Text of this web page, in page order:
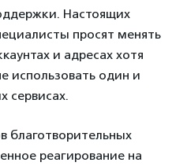
Настоящих
просят менять
и адресах хотя
использовать один и
сервисах.
благотворительных
реагирование на